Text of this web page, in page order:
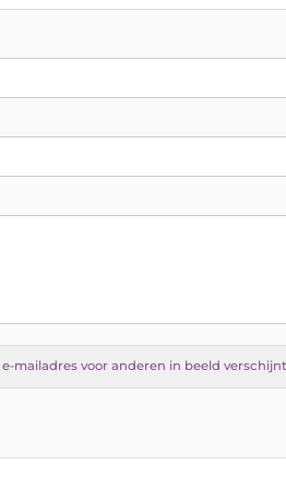
mailadres voor anderen in beeld verschijnt